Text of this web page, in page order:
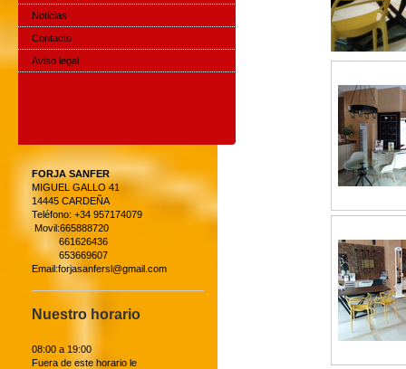
Noticias
Contacto
Aviso legal
FORJA SANFER
MIGUEL GALLO 41
14445 CARDEÑA
Teléfono: +34 957174079
Movil:665888720
661626436
653669607
Email:forjasanfersl@gmail.com
Nuestro horario
08:00 a 19:00
Fuera de este horario le